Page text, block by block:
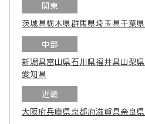
関東
茨城県栃木県群馬県埼玉県千葉県
中部
新潟県富山県石川県福井県山梨県
愛知県
近畿
大阪府兵庫県京都府滋賀県奈良県